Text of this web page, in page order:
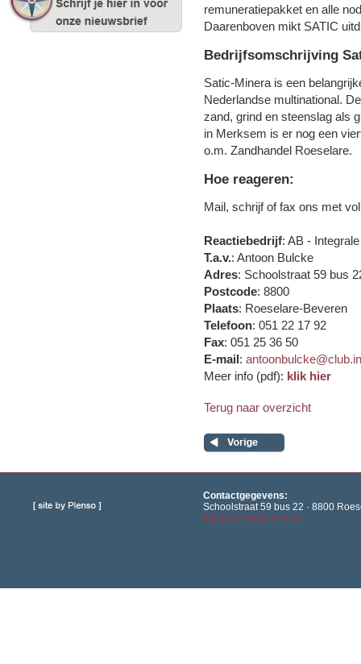
remuneratiepakket en alle
Daarenboven mikt SATIC
Bedrijfsomschrijving
Satic-Minera is een
Nederlandse multinational.
zand, grind en steenslag als
in Merksem is er nog een
o.m. Zandhandel Roeselare.
Hoe reageren:
Mail, schrijf of fax ons met
Reactiebedrijf: AB -
T.a.v.: Antoon Bulcke
Adres: Schoolstraat 59 bus
Postcode: 8800
Plaats: Roeselare-Beveren
Telefoon: 051 22 17 92
Fax: 051 25 36 50
E-mail :
Meer info (pdf): klik hier
Terug naar overzicht
Contactgegevens:
Schoolstraat 59 bus 22 · 8800
info@antoonbulcke.be